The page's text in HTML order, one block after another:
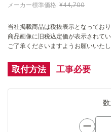
メーカー標準価格: ¥44,700
当社掲載商品は税抜表示となっており
商品画像に旧税込定価が表示されてい
ご了承くださいますようお願いいたし
取付方法 工事必要
数
ー